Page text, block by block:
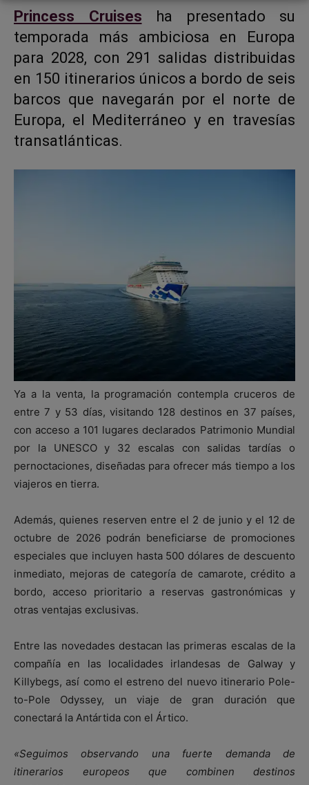
Princess Cruises ha presentado su
temporada más ambiciosa en Europa
para 2028, con 291 salidas distribuidas
en 150 itinerarios únicos a bordo de seis
barcos que navegarán por el norte de
Europa, el Mediterráneo y en travesías
transatlánticas.
Ya a la venta, la programación contempla cruceros de
entre 7 y 53 días, visitando 128 destinos en 37 países,
con acceso a 101 lugares declarados Patrimonio Mundial
por la UNESCO y 32 escalas con salidas tardías o
pernoctaciones, diseñadas para ofrecer más tiempo a los
viajeros en tierra.
Además, quienes reserven entre el 2 de junio y el 12 de
octubre de 2026 podrán beneficiarse de promociones
especiales que incluyen hasta 500 dólares de descuento
inmediato, mejoras de categoría de camarote, crédito a
bordo, acceso prioritario a reservas gastronómicas y
otras ventajas exclusivas.
Entre las novedades destacan las primeras escalas de la
compañía en las localidades irlandesas de Galwayy
Killybegs, así como el estreno del nuevo itinerario Pole-
to-Pole Odyssey, un viaje de gran duración que
conectará la Antártida con el Ártico.
«Seguimos observando una fuerte demanda de
itinerarios europeos que combinen destinos